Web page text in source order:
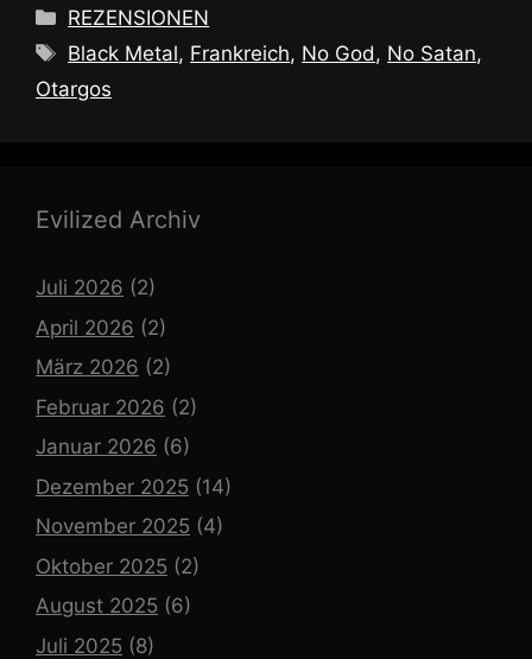
Kategorien
REZENSIONEN
Schlagwörter
Black Metal, Frankreich, No God, No Satan,
Otargos
Evilized Archiv
Juli 2026 (2)
April 2026 (2)
März 2026 (2)
Februar 2026 (2)
Januar 2026 (6)
Dezember 2025 (14)
November 2025 (4)
Oktober 2025 (2)
August 2025 (6)
Juli 2025 (8)